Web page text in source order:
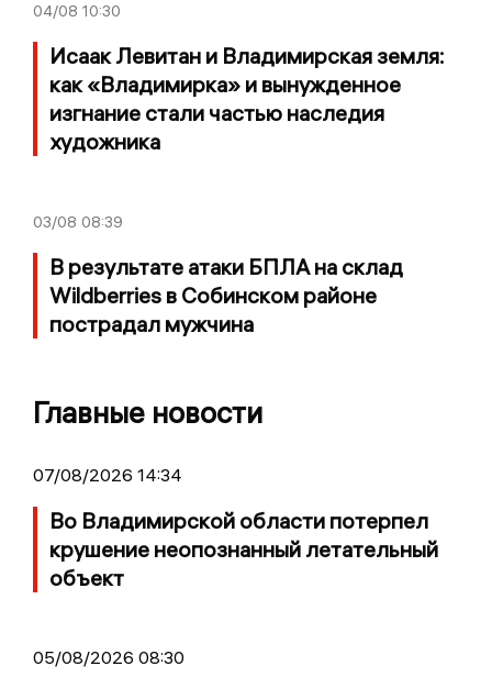
04/08 10:30
Исаак Левитан и Владимирская земля:
как «Владимирка» и вынужденное
изгнание стали частью наследия
художника
03/08 08:39
В результате атаки БПЛА на склад
Wildberries в Собинском районе
пострадал мужчина
Главные новости
07/08/2026 14:34
Во Владимирской области потерпел
крушение неопознанный летательный
объект
05/08/2026 08:30